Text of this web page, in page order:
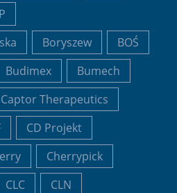
Boryszew
BOŚ
Budimex
Bumech
Captor Therapeutics
CD Projekt
Cherrypick
CLC
CLN